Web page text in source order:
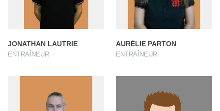
JONATHAN LAUTRIE
ENTRAÎNEUR
AURÉLIE PARTON
ENTRAÎNEUR